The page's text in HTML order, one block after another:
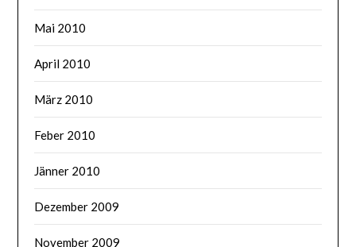
Mai 2010
April 2010
März 2010
Feber 2010
Jänner 2010
Dezember 2009
November 2009